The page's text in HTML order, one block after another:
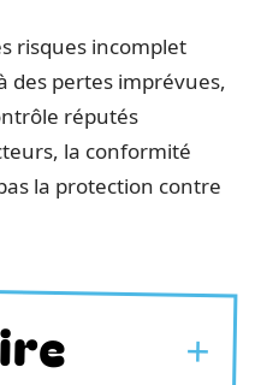
risques incomplet
des pertes imprévues,
réputés
la conformité
la protection contre